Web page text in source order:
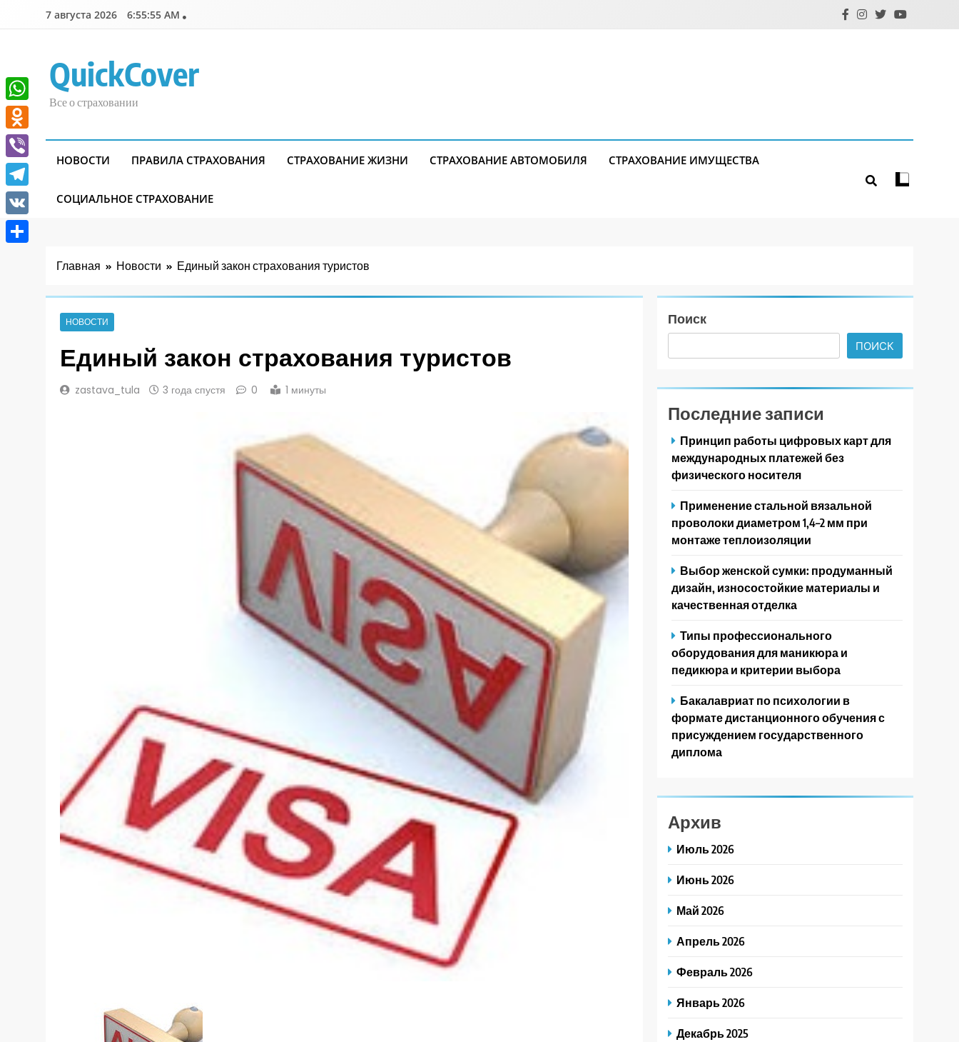
7 августа 2026 6:55:56 AM
QuickCover
Все о страховании
НОВОСТИ ПРАВИЛА СТРАХОВАНИЯ СТРАХОВАНИЕ ЖИЗНИ СТРАХОВАНИЕ АВТОМОБИЛЯ СТРАХОВАНИЕ ИМУЩЕСТВА
СОЦИАЛЬНОЕ СТРАХОВАНИЕ
Главная Новости Единый закон страхования туристов
НОВОСТИ
Единый закон страхования туристов
zastava_tula 3 года спустя 0 1 минуты
Поиск
ПОИСК
Последние записи
Принцип работы цифровых карт для
международных платежей без
физического носителя
Применение стальной вязальной
проволоки диаметром 1,4–2 мм при
монтаже теплоизоляции
Выбор женской сумки: продуманный
дизайн, износостойкие материалы и
качественная отделка
Типы профессионального
оборудования для маникюра и
педикюра и критерии выбора
Бакалавриат по психологии в
формате дистанционного обучения с
присуждением государственного
диплома
Архив
Июль 2026
Июнь 2026
Май 2026
Апрель 2026
Февраль 2026
Январь 2026
Декабрь 2025
WhatsApp
Odnoklassniki
Viber
Telegram
VK